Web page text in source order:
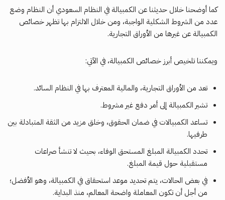
كما أوضحنا خلال حديثنا عن الكمبيالة في النظام السعودي أن النظام وضع
عدد من الشروط الشكلية الواجبة، ومن خلال الالتزام بها تظهر خصائص
الكمبيالة عن غيرها من الأوراق التجارية.
ويمكننا تلخيص أبرز خصائص الكمبيالة، في الآتي:
تعد من الأوراق التجارية، والمالية المعترف بها في النظام السائد.
تشير الكمبيالة إلى أمر دفع غير مشروط.
تساعد الكمبيالات في ضمان الحقوق، وخلق مزيد من الثقة المتبادلة بين
طرفيها.
تحدد الكمبيالة المبلغ المستحق الوفاء، بحيث لا تنشأ صراعات
مستقبلية حول قيمة المبلغ.
في بعض الحالات، يتم تحديد موعد استحقاق في الكمبيالة، وهو الأفضل؛
من أجل أن تكون المعاملة واضحة المعالم، منذ البداية.